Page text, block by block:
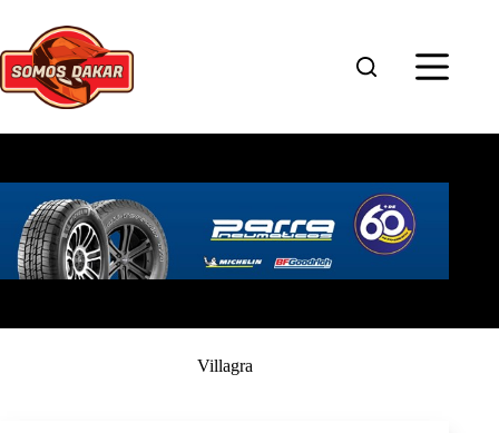
contenido
Villagra